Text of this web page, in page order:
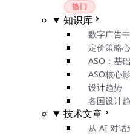
热门
知识库
数字广告
定价策略
ASO：基
ASO核心
设计趋势
各国设计
技术文章
从 AI 对话